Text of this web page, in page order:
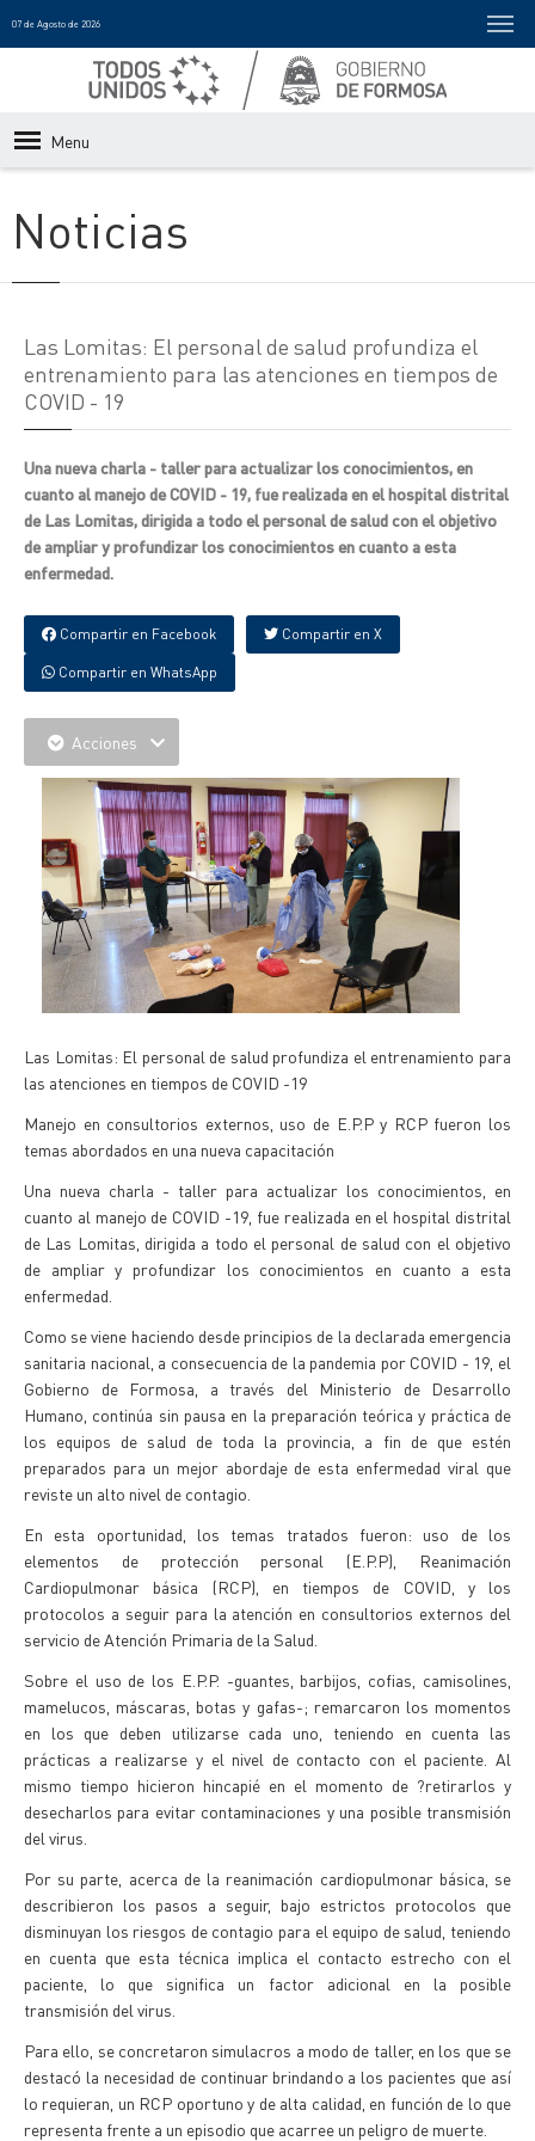
07 de Agosto de 2026
Menu
Noticias
Las Lomitas: El personal de salud profundiza el
entrenamiento para las atenciones en tiempos de
COVID - 19
Una nueva charla - taller para actualizar los conocimientos, en
cuanto al manejo de COVID - 19, fue realizada en el hospital distrital
de Las Lomitas, dirigida a todo el personal de salud con el objetivo
de ampliar y profundizar los conocimientos en cuanto a esta
enfermedad.
Compartir en Facebook Compartir en X
Compartir en WhatsApp
Acciones
Las Lomitas: El personal de salud profundiza el entrenamiento para
las atenciones en tiempos de COVID -19
Manejo en consultorios externos, uso de E.P.P y RCP fueron los
temas abordados en una nueva capacitación
Una nueva charla - taller para actualizar los conocimientos, en
cuanto al manejo de COVID -19, fue realizada en el hospital distrital
de Las Lomitas, dirigida a todo el personal de salud con el objetivo
de ampliar y profundizar los conocimientos en cuanto a esta
enfermedad.
Como se viene haciendo desde principios de la declarada emergencia
sanitaria nacional, a consecuencia de la pandemia por COVID - 19, el
Gobierno de Formosa, a través del Ministerio de Desarrollo
Humano, continúa sin pausa en la preparación teórica y práctica de
los equipos de salud de toda la provincia, a fin de que estén
preparados para un mejor abordaje de esta enfermedad viral que
reviste un alto nivel de contagio.
En esta oportunidad, los temas tratados fueron: uso de los
elementos de protección personal (E.P.P), Reanimación
Cardiopulmonar básica (RCP), en tiempos de COVID, y los
protocolos a seguir para la atención en consultorios externos del
servicio de Atención Primaria de la Salud.
Sobre el uso de los E.P.P. -guantes, barbijos, cofias, camisolines,
mamelucos, máscaras, botas y gafas-; remarcaron los momentos
en los que deben utilizarse cada uno, teniendo en cuenta las
prácticas a realizarse y el nivel de contacto con el paciente. Al
mismo tiempo hicieron hincapié en el momento de ?retirarlos y
desecharlos para evitar contaminaciones y una posible transmisión
del virus.
Por su parte, acerca de la reanimación cardiopulmonar básica, se
describieron los pasos a seguir, bajo estrictos protocolos que
disminuyan los riesgos de contagio para el equipo de salud, teniendo
en cuenta que esta técnica implica el contacto estrecho con el
paciente, lo que significa un factor adicional en la posible
transmisión del virus.
Para ello, se concretaron simulacros a modo de taller, en los que se
destacó la necesidad de continuar brindando a los pacientes que así
lo requieran, un RCP oportuno y de alta calidad, en función de lo que
representa frente a un episodio que acarree un peligro de muerte.